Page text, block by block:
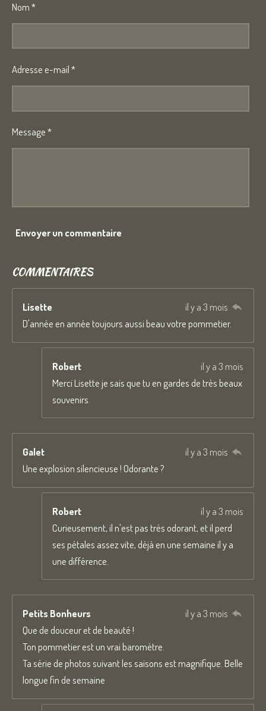
Nom *
Adresse e-mail *
Message *
Envoyer un commentaire
COMMENTAIRES
Lisette
il y a 3 mois
D'année en année toujours aussi beau votre pommetier.
Robert
il y a 3 mois
Merci Lisette je sais que tu en gardes de très beaux
souvenirs.
Galet
il y a 3 mois
Une explosion silencieuse ! Odorante ?
Robert
il y a 3 mois
Curieusement, il n'est pas très odorant, et il perd
ses pétales assez vite, déjà en une semaine il y a
une différence.
Petits Bonheurs
il y a 3 mois
Que de douceur et de beauté !
Ton pommetier est un vrai baromètre.
Ta série de photos suivant les saisons est magnifique. Belle
longue fin de semaine